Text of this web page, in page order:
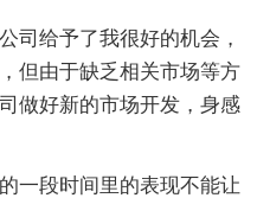
司给予了我很好的机会，
但由于缺乏相关市场等方
做好新的市场开发，身感
一段时间里的表现不能让